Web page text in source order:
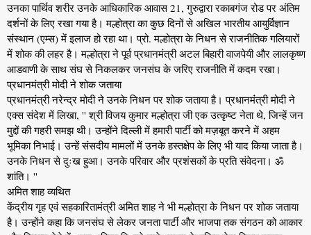
उनका पार्थिव शरीर उनके आधिकारिक आवास 21, गुरुद्वारा रकाबगंज रोड पर अंतिम
दर्शनों के लिए रखा गया है। मल्होत्रा का कुछ दिनों से अखिल भारतीय आयुर्विज्ञान
संस्थान (एम्स) में इलाज हो रहा था। प्रो. मल्होत्रा के निधन से राजनीतिक गलियारों
में शोक की लहर है। मल्होत्रा ने पूर्व प्रधानमंत्री अटल बिहारी वाजपेयी और लालकृष्ण
आडवाणी के साथ संघ से निकलकर जनसंघ के जरिए राजनीति में कदम रखा।
प्रधानमंत्री मोदी ने शोक जताया
प्रधानमंत्री नरेन्द्र मोदी ने उनके निधन पर शोक जताया है। प्रधानमंंत्री मोदी ने
एक्स संदेश में लिखा, '' श्री विजय कुमार मल्होत्रा ​​जी एक उत्कृष्ट नेता थे, जिन्हें जन
मुद्दों की गहरी समझ थी। उन्होंने दिल्ली में हमारी पार्टी को मज़बूत करने में अहम
भूमिका निभाई। उन्हें संसदीय मामलों में उनके हस्तक्षेप के लिए भी याद किया जाता है।
उनके निधन से दुःख हुआ। उनके परिवार और प्रशंसकों के प्रति संवेदना। ॐ
शांति। ''
अमित शाह व्यथित
केंद्रीय गृह एवं सहकारितामंत्री अमित शाह ने भी मल्होत्रा के निधन पर शोक जताया
है। उन्होंने कहा कि जनसंघ से लेकर जनता पार्टी और भाजपा तक संगठन को आकार